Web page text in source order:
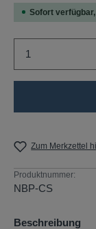
Sofort
Produkt
Zum Merkzettel
Produktnummer:
NBP-CS
Beschreibung